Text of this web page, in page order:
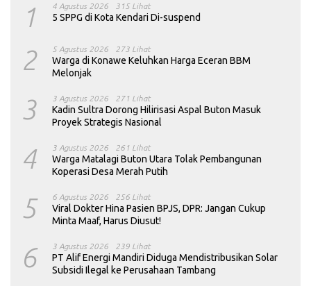
1 4 Agustus 2026 315 Lihat
5 SPPG di Kota Kendari Di-suspend
2 5 Agustus 2026 273 Lihat
Warga di Konawe Keluhkan Harga Eceran BBM
Melonjak
3 3 Agustus 2026 271 Lihat
Kadin Sultra Dorong Hilirisasi Aspal Buton Masuk
Proyek Strategis Nasional
4 3 Agustus 2026 261 Lihat
Warga Matalagi Buton Utara Tolak Pembangunan
Koperasi Desa Merah Putih
5 6 Agustus 2026 256 Lihat
Viral Dokter Hina Pasien BPJS, DPR: Jangan Cukup
Minta Maaf, Harus Diusut!
6 3 Agustus 2026 239 Lihat
PT Alif Energi Mandiri Diduga Mendistribusikan Solar
Subsidi Ilegal ke Perusahaan Tambang